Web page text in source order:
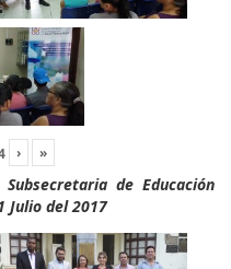
› »
de Educación
Julio del 2017